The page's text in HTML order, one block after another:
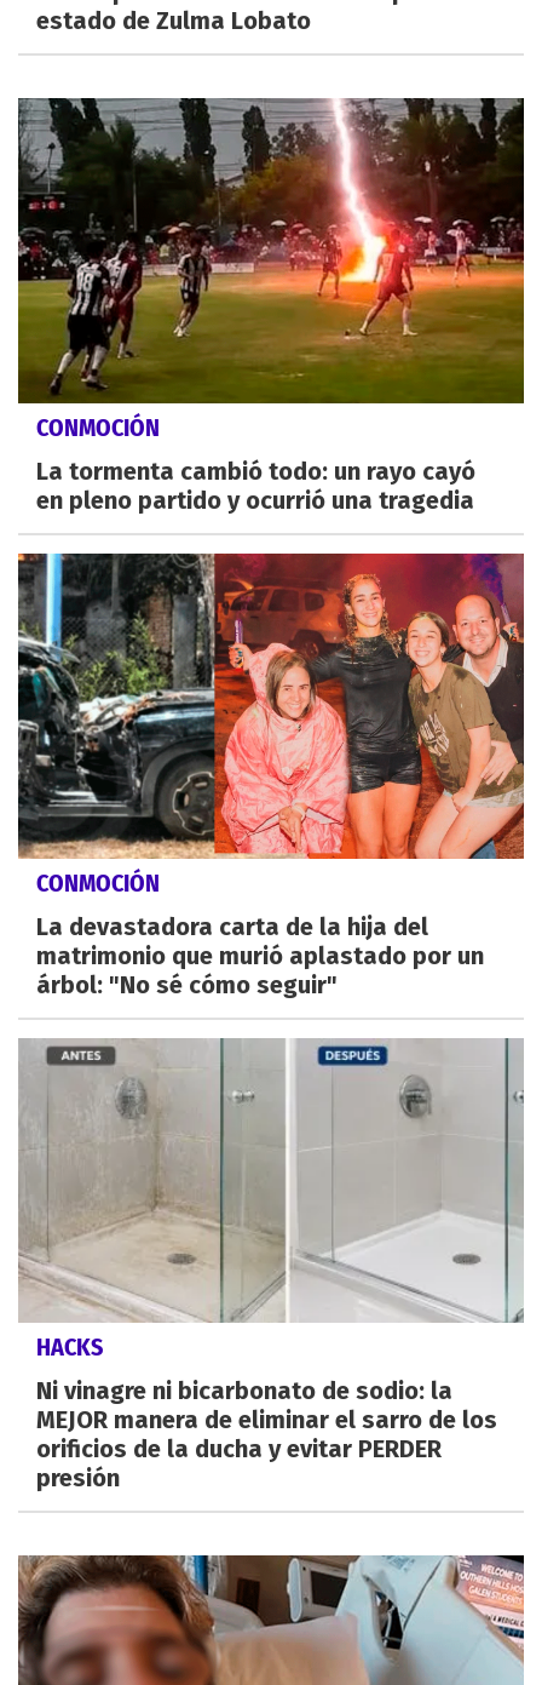
estado de Zulma Lobato
CONMOCIÓN
La tormenta cambió todo: un rayo cayó
en pleno partido y ocurrió una tragedia
CONMOCIÓN
La devastadora carta de la hija del
matrimonio que murió aplastado por un
árbol: "No sé cómo seguir"
HACKS
Ni vinagre ni bicarbonato de sodio: la
MEJOR manera de eliminar el sarro de los
orificios de la ducha y evitar PERDER
presión